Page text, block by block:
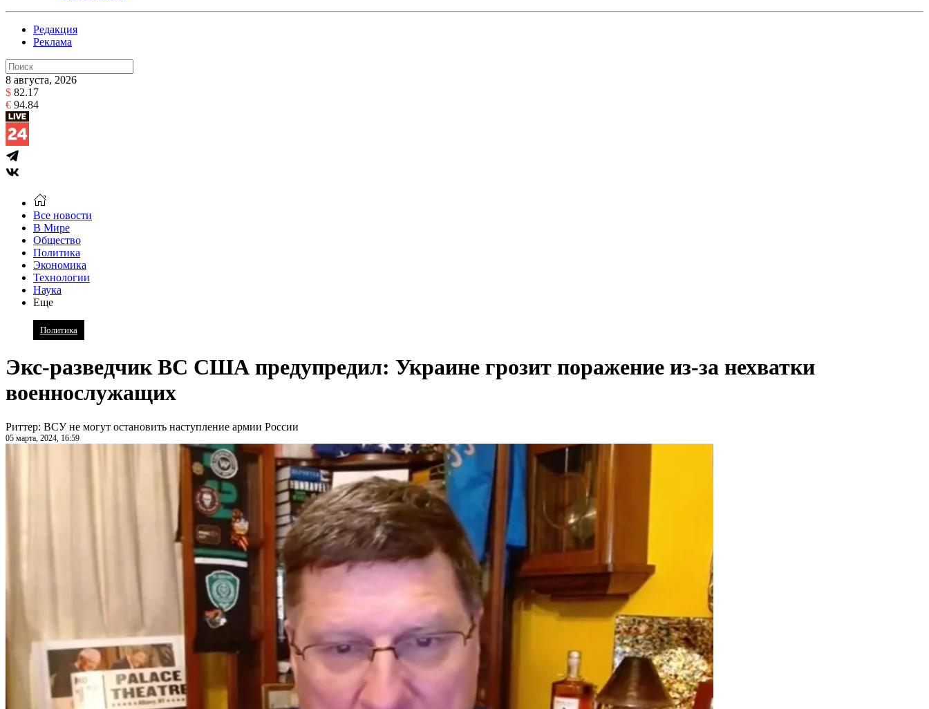
Редакция
Реклама
8 августа, 2026
$ 82.17
€ 94.84
Все новости
В Мире
Общество
Политика
Экономика
Технологии
Наука
Еще
Политика
Экс-разведчик ВС США предупредил: Украине грозит поражение из-за нехватки
военнослужащих
Риттер: ВСУ не могут остановить наступление армии России
05 марта, 2024, 16:59